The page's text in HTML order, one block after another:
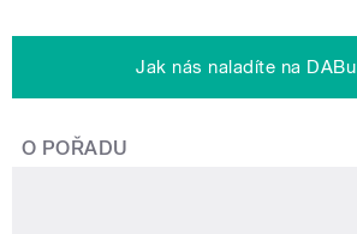
Jak nás naladíte na DABu
O POŘADU